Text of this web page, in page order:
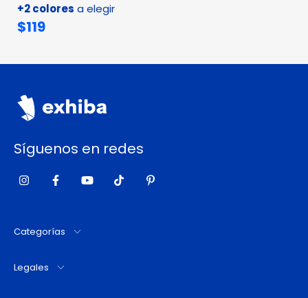
+2 colores a elegir
$119
Síguenos en redes
Categorías
Legales